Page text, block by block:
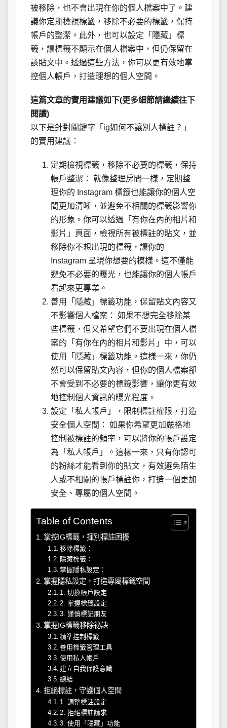
被移除，也不會出現在你的個人檔案中了。建
議你定期檢視標籤，移除不必要的標籤，保持
帳戶的整潔。此外，也可以設定「隱藏」標
籤，讓標籤不顯示在個人檔案中，但仍保留在
該貼文中。透過這些方法，你可以更有效地掌
控個人帳戶，打造理想的個人空間。
這篇文章的實用建議如下(更多細節請繼續往下
閱讀)
以下是針對關鍵字「ig如何不讓別人標註？」
的實用建議：
定期檢視標籤，移除不必要的標籤，保持
帳戶整潔： 就像整理房間一樣，定期整
理你的 Instagram 標籤也能讓你的個人空
間更加清晰，並避免不相關的標籤影響你
的形象。你可以透過「有你在內的相片和
影片」頁面，檢視所有被標註的貼文，並
移除你不想出現的標籤，讓你的
Instagram 呈現你想要的模樣。這不僅能
避免不必要的曝光，也能讓你的個人帳戶
看起來更專業。
善用「隱藏」標籤功能，保留貼文內容又
不影響個人檔案： 如果不想完全移除某
些標籤，但又希望它們不要出現在個人檔
案的「有你在內的相片和影片」中，可以
使用「隱藏」標籤功能。這樣一來，你仍
然可以保留貼文內容，但你的個人檔案卻
不會受到不必要的標籤影響，讓你更有效
地控制個人資訊的曝光程度。
設定「私人帳戶」，限制標註權限，打造
安全個人空間： 如果你希望更加嚴格地
控制被標註的頻率，可以將你的帳戶設定
為「私人帳戶」。這樣一來，只有你認可
的粉絲才能看到你的貼文，有效避免陌生
人或不相關的帳戶標註你，打造一個更加
安全、專屬的個人空間。
Table of Contents
掌控IG標籤，揮別標註困擾
移除標籤：
隱藏標籤：
掌握隱私設定：
掌握隱私設定，打造專屬標籤空間
1. 切換帳戶設定
2. 掌握標籤設定
3. 謹慎標記朋友
掌握IG標籤移除祕訣
精準控制標籤
善用標籤管理工具
使用私人帳戶
建立自我保護意識
總結
拒絕標註，守護個人空間
1. 調整標註設定
2. 拒絕標註請求
3. 使用「隱藏」功能